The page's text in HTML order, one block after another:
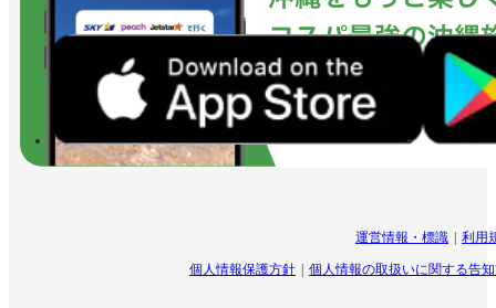
運営情報・標識 利用
個人情報保護方針 個人情報の取扱いに関する告